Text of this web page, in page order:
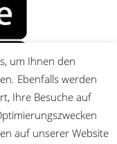
um Ihnen den
Ebenfalls werden
Ihre Besuche auf
auf unserer Website